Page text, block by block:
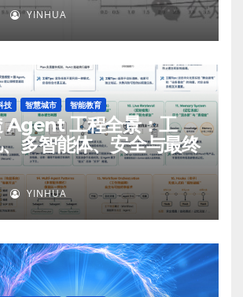
YINHUA
技 智慧城市 智能教育
Agent 工程全景：工
多智能体、安全与最终
YINHUA